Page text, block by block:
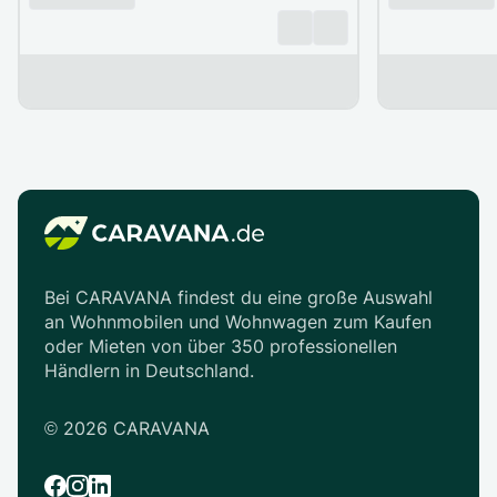
Bei CARAVANA findest du eine große Auswahl
an Wohnmobilen und Wohnwagen zum Kaufen
oder Mieten von über 350 professionellen
Händlern in Deutschland.
© 2026 CARAVANA